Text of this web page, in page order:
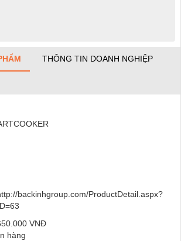
THÔNG TIN DOANH NGHIỆP
backinhgroup.com/ProductDetail.aspx?
VNĐ
hàng